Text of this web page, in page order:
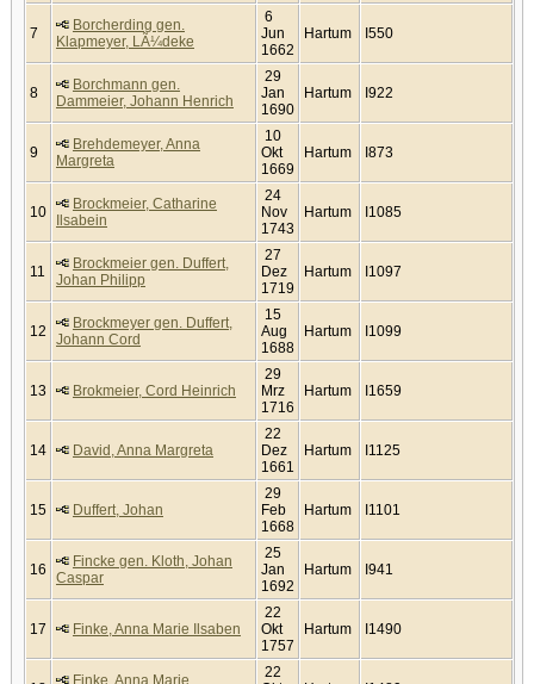
7
Borcherding gen.
Klapmeyer, LÃ¼deke
6
Jun
1662
Hartum I550
8
Borchmann gen.
Dammeier, Johann Henrich
29
Jan
1690
Hartum I922
9
Brehdemeyer, Anna
Margreta
10
Okt
1669
Hartum I873
10
Brockmeier, Catharine
Ilsabein
24
Nov
1743
Hartum I1085
11
Brockmeier gen. Duffert,
Johan Philipp
27
Dez
1719
Hartum I1097
12
Brockmeyer gen. Duffert,
Johann Cord
15
Aug
1688
Hartum I1099
13 Brokmeier, Cord Heinrich
29
Mrz
1716
Hartum I1659
14 David, Anna Margreta
22
Dez
1661
Hartum I1125
15 Duffert, Johan
29
Feb
1668
Hartum I1101
16
Fincke gen. Kloth, Johan
Caspar
25
Jan
1692
Hartum I941
17 Finke, Anna Marie Ilsaben
22
Okt
1757
Hartum I1490
Finke, Anna Marie
22